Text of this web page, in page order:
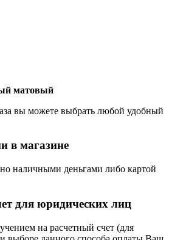
матовый
вы можете выбрать любой удобный
в магазине
наличными деньгами либо картой
для юридических лиц
на расчетный счет (для